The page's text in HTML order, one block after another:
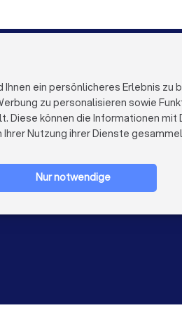
Firmenprofil löschen
Trustlocal Top Pro
Erfahrungen
Impulse
ein persönlicheres Erlebnis zu
zu personalisieren sowie
Diese können die Informationen
Nutzung ihrer Dienste
Nur notwendige